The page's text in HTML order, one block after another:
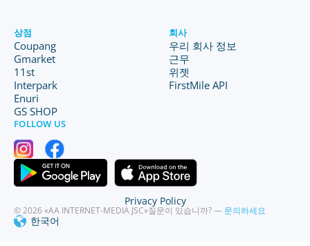
상점
Coupang
Gmarket
11st
Interpark
Enuri
GS SHOP
회사
우리 회사 정보
근무
위젯
FirstMile API
FOLLOW US
© 2026 «AA INTERNET-MEDIA JSC»질문이 있습니까? — 문의하세요
한국어
Privacy Policy